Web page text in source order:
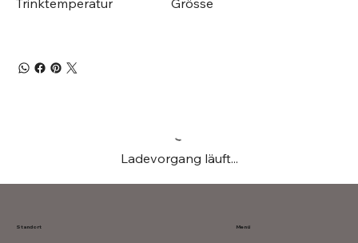
Trinktemperatur Grösse
Ladevorgang läuft...
Standort Menü